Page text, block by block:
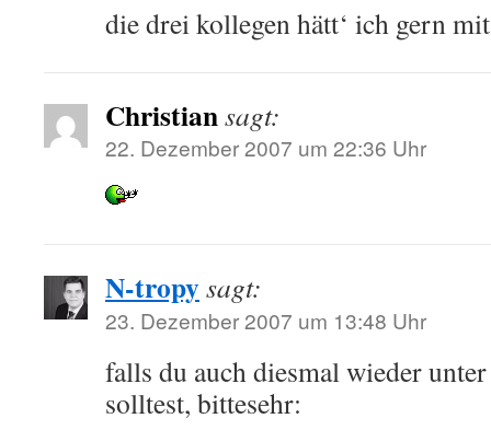
die drei kollegen hätt‘ ich gern
Christiansagt:
22. Dezember 2007 um 22:36 Uhr
N-tropysagt:
23. Dezember 2007 um 13:48 Uhr
falls du auch diesmal wieder
solltest, bittesehr: